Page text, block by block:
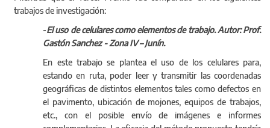
Mientras que el Tercer Premio fue compartido en los siguientes
trabajos de investigación:
-El uso de celulares como elementos de trabajo. Autor: Prof.
Gastón Sanchez - Zona IV – Junín.
En este trabajo se plantea el uso de los celulares para,
estando en ruta, poder leer y transmitir las coordenadas
geográficas de distintos elementos tales como defectos en